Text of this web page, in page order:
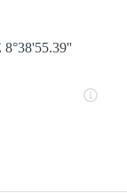
8°38'55.39''